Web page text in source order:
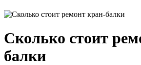
Сколько стоит
балки